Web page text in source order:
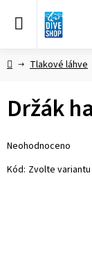
DomůTlakové láhve
Držák
hodnocení
produktu
Neohodnoceno
Kód: Zvolte variantu